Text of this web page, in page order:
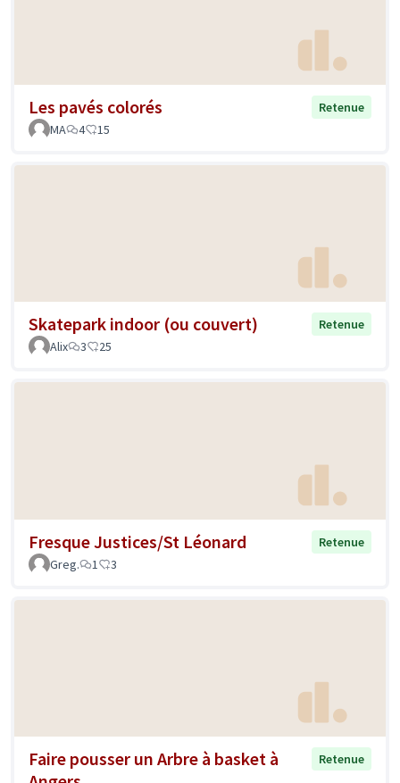
Les pavés colorés
Retenue
MA
4 15
Skatepark indoor (ou couvert)
Retenue
Alix
3 25
Fresque Justices/St Léonard
Retenue
Greg.
1 3
Faire pousser un Arbre à basket à
Retenue